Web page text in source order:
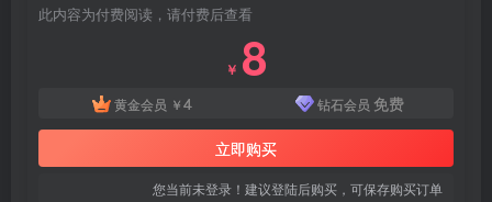
此内容为付费阅读，请付费后查看
￥ 8
黄金会员 ￥4 钻石会员 免费
立即购买
您当前未登录！建议登陆后购买，可保存购买订单